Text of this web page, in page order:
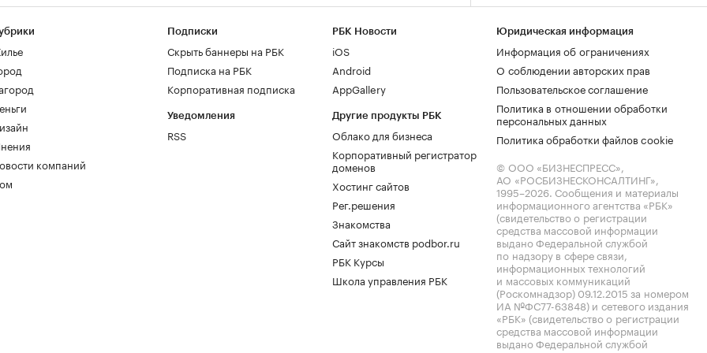
компаний
Подписки
Скрыть баннеры на РБК
Подписка на РБК
Корпоративная подписка
Уведомления
RSS
РБК Новости
iOS
Android
AppGallery
Другие продукты РБК
Облако для бизнеса
Корпоративный регистратор
доменов
Хостинг сайтов
Рег.решения
Знакомства
Сайт знакомств podbor.ru
РБК Курсы
Школа управления РБК
Юридическая информация
Информация об ограничениях
О соблюдении авторских прав
Пользовательское соглашение
Политика в отношении обработки
персональных данных
Политика обработки файлов cookie
© ООО «БИЗНЕСПРЕСС»,
АО «РОСБИЗНЕСКОНСАЛТИНГ»,
1995–2026. Сообщения и материалы
информационного агентства «РБК»
(свидетельство о регистрации
средства массовой информации
выдано Федеральной службой
по надзору в сфере связи,
информационных технологий
и массовых коммуникаций
(Роскомнадзор) 09.12.2015 за номером
ИА №ФС77-63848) и сетевого издания
«РБК» (свидетельство о регистрации
средства массовой информации
выдано Федеральной службой